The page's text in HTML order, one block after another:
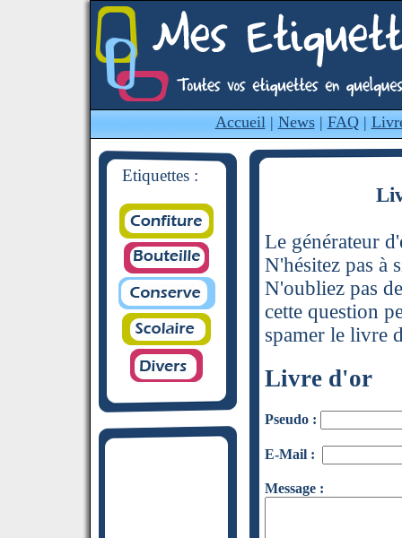
Accueil| News| FAQ|
Etiquettes :
Le générateur
N'hésitez pas à
N'oubliez pas
cette question
spamer le livre
Livre d'or
Pseudo :
E-Mail :
Message :